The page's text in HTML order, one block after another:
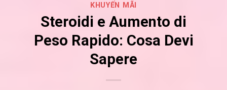
KHUYẾN MÃI
Steroidi e Aumento di
Peso Rapido: Cosa Devi
Sapere